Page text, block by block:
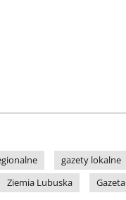
gazety lokalne
Ziemia Lubuska